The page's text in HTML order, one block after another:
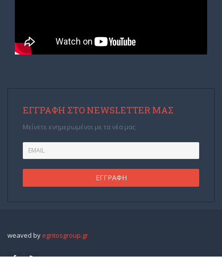
ΕΓΓΡΑΦΉ ΣΤΟ NEWSLETTER ΜΑΣ
Μείνετε ενημερωμένοι με τα νέα μας
weaved by egritosgroup.gr